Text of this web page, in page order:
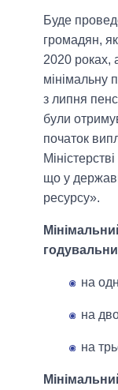
Буде
громадян,
2020 роках,
мінімальну
з липня
були
початок
що у
ресурсу».
на
на
на